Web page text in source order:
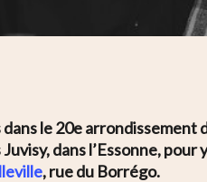
le 20e arrondissement
dans l’Essonne,
, rue du Borrégo.